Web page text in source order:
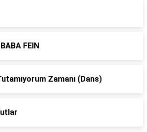
FEIN
Zamanı (Dans)